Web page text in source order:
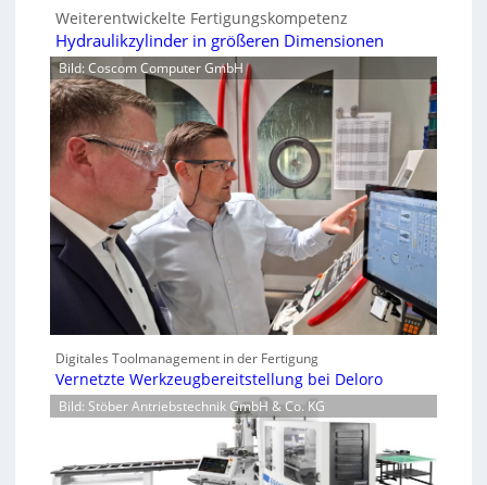
Weiterentwickelte Fertigungskompetenz
Hydraulikzylinder in größeren Dimensionen
Bild: Coscom Computer GmbH
Digitales Toolmanagement in der Fertigung
Vernetzte Werkzeugbereitstellung bei Deloro
Bild: Stöber Antriebstechnik GmbH & Co. KG